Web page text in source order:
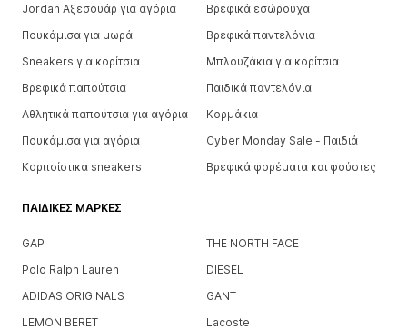
Jordan Αξεσουάρ για αγόρια
Βρεφικά εσώρουχα
Πουκάμισα για μωρά
Βρεφικά παντελόνια
Sneakers για κορίτσια
Μπλουζάκια για κορίτσια
Βρεφικά παπούτσια
Παιδικά παντελόνια
Αθλητικά παπούτσια για αγόρια
Κορμάκια
Πουκάμισα για αγόρια
Cyber Monday Sale - Παιδιά
Κοριτσίστικα sneakers
Βρεφικά φορέματα και φούστες
ΠΑΙΔΙΚΈΣ ΜΆΡΚΕΣ
GAP
THE NORTH FACE
Polo Ralph Lauren
DIESEL
ADIDAS ORIGINALS
GANT
LEMON BERET
Lacoste